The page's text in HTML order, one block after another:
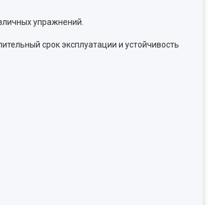
упражнений.
срок эксплуатации и устойчивость